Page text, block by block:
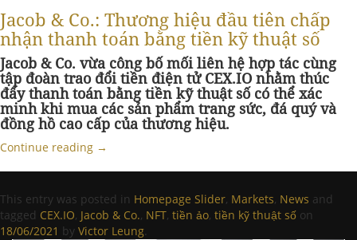
Jacob & Co.: Thương hiệu đầu tiên chấp
nhận thanh toán bằng tiền kỹ thuật số
Jacob & Co. vừa công bố mối liên hệ hợp tác cùng
tập đoàn trao đổi tiền điện tử CEX.IO nhằm thúc
đẩy thanh toán bằng tiền kỹ thuật số có thể xác
minh khi mua các sản phẩm trang sức, đá quý và
đồng hồ cao cấp của thương hiệu.
Continue reading →
This entry was posted in Homepage Slider, Markets, News and
tagged CEX.IO, Jacob & Co., NFT, tiền ảo, tiền kỹ thuật số on
18/06/2021 by Victor Leung.